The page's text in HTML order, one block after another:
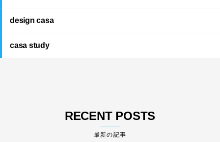
design casa
casa study
RECENT POSTS
最新の記事